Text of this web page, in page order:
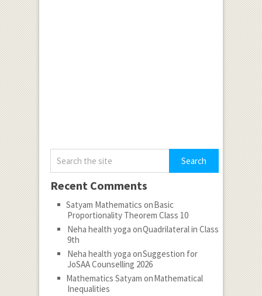
Recent Comments
Satyam Mathematics onBasic
Proportionality Theorem Class 10
Neha health yoga onQuadrilateral in Class
9th
Neha health yoga onSuggestion for
JoSAA Counselling 2026
Mathematics Satyam onMathematical
Inequalities